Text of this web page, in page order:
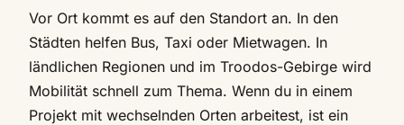
Vor Ort kommt es auf den Standort an. In den
Städten helfen Bus, Taxi oder Mietwagen. In
ländlichen Regionen und im Troodos-Gebirge wird
Mobilität schnell zum Thema. Wenn du in einem
Projekt mit wechselnden Orten arbeitest, ist ein